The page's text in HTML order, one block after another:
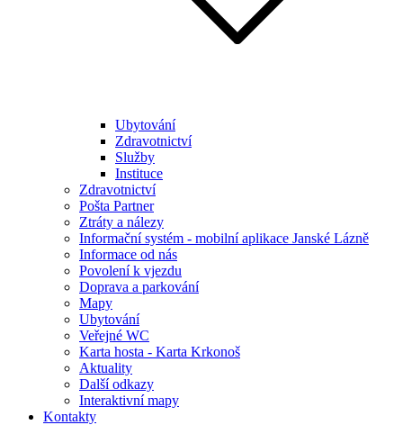
Ubytování
Zdravotnictví
Služby
Instituce
Zdravotnictví
Pošta Partner
Ztráty a nálezy
Informační systém - mobilní aplikace Janské Lázně
Informace od nás
Povolení k vjezdu
Doprava a parkování
Mapy
Ubytování
Veřejné WC
Karta hosta - Karta Krkonoš
Aktuality
Další odkazy
Interaktivní mapy
Kontakty